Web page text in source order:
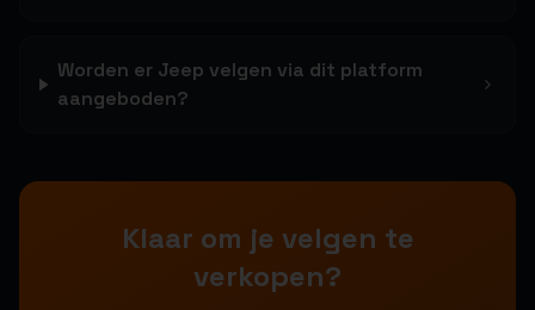
Worden er Jeep velgen via dit platform
aangeboden?
Klaar om je velgen te
verkopen?